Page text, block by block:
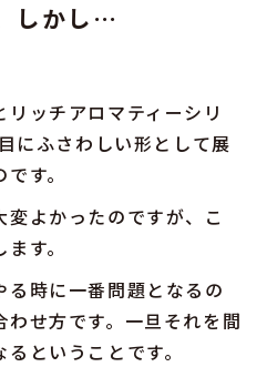
しかし…
ッチアロマティーシリ
にふさわしい形として展
す。
よかったのですが、こ
す。
時に一番問題となるの
せ方です。一旦それを間
ということです。